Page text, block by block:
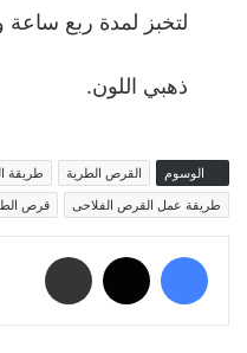
لتخبز لمدة ربع
ذهبي اللون.
الوسوم القرص الطرية طريقة
طريقة عمل القرص الفلاحى
قرص
فيسبوك